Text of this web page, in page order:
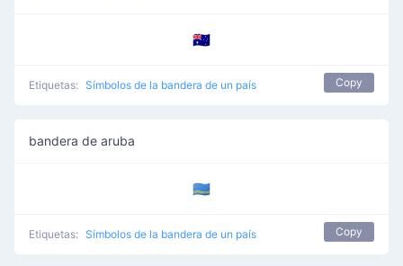
🇦🇺
Etiquetas: Símbolos de la bandera de un país Copy
bandera de aruba
🇦🇼
Etiquetas: Símbolos de la bandera de un país Copy